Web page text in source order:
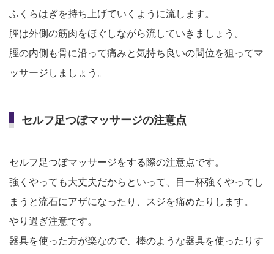
ふくらはぎを持ち上げていくように流します。
脛は外側の筋肉をほぐしながら流していきましょう。
脛の内側も骨に沿って痛みと気持ち良いの間位を狙ってマ
ッサージしましょう。
セルフ足つぼマッサージの注意点
セルフ足つぼマッサージをする際の注意点です。
強くやっても大丈夫だからといって、目一杯強くやってし
まうと流石にアザになったり、スジを痛めたりします。
やり過ぎ注意です。
器具を使った方が楽なので、棒のような器具を使ったりす